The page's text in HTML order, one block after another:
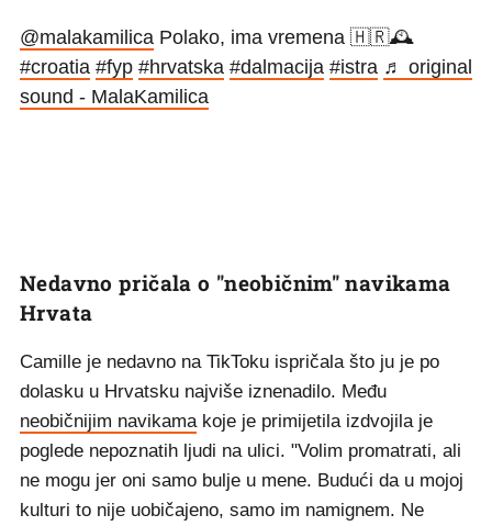
@malakamilica Polako, ima vremena 🇭🇷🕰️
#croatia #fyp #hrvatska #dalmacija #istra ♬ original
sound - MalaKamilica
Nedavno pričala o "neobičnim" navikama
Hrvata
Camille je nedavno na TikToku ispričala što ju je po
dolasku u Hrvatsku najviše iznenadilo. Među
neobičnijim navikama koje je primijetila izdvojila je
poglede nepoznatih ljudi na ulici. "Volim promatrati, ali
ne mogu jer oni samo bulje u mene. Budući da u mojoj
kulturi to nije uobičajeno, samo im namignem. Ne